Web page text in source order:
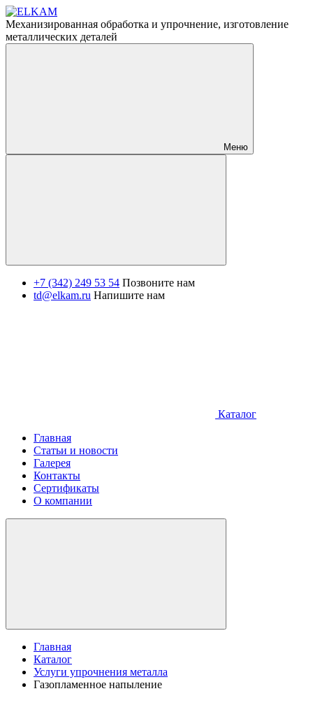
Механизированная обработка и упрочнение, изготовление
металлических деталей
Меню
+7 (342) 249 53 54 Позвоните нам
td@elkam.ru Напишите нам
Каталог
Главная
Статьи и новости
Галерея
Контакты
Сертификаты
О компании
Главная
Каталог
Услуги упрочнения металла
Газопламенное напыление